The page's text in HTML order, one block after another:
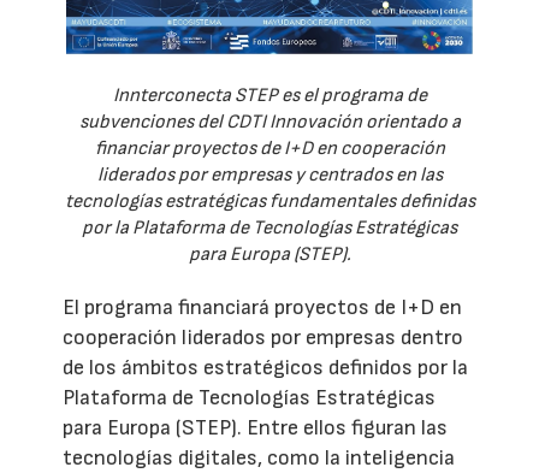
Innterconecta STEP es el programa de
subvenciones del CDTI Innovación orientado a
financiar proyectos de I+D en cooperación
liderados por empresas y centrados en las
tecnologías estratégicas fundamentales definidas
por la Plataforma de Tecnologías Estratégicas
para Europa (STEP).
El programa financiará proyectos de I+D en
cooperación liderados por empresas dentro
de los ámbitos estratégicos definidos por la
Plataforma de Tecnologías Estratégicas
para Europa (STEP). Entre ellos figuran las
tecnologías digitales, como la inteligencia